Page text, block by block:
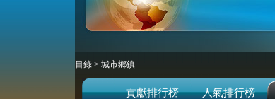
目錄 > 城市鄉鎮
貢獻排行榜 人氣排行榜